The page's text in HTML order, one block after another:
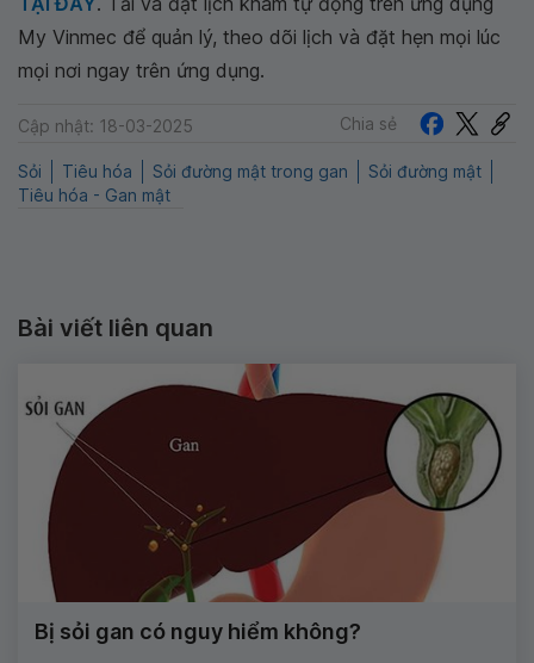
My Vinmec để quản lý, theo dõi lịch và đặt hẹn mọi lúc
mọi nơi ngay trên ứng dụng.
Cập nhật: 18-03-2025 Chia sẻ
Sỏi Tiêu hóa Sỏi đường mật trong gan
Sỏi đường mật
Tiêu hóa - Gan mật
Bài viết liên quan
Bị sỏi gan có nguy hiểm không?